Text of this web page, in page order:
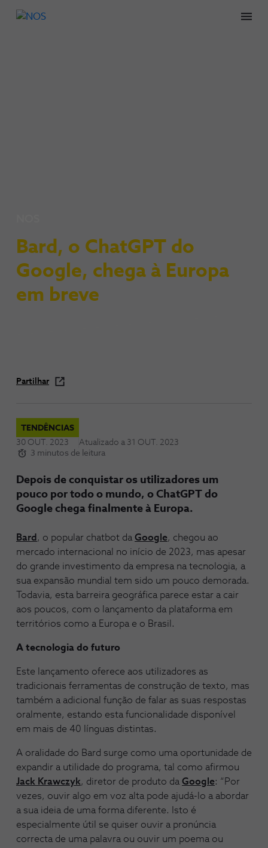
Bard, o ChatGPT do
Google, chega à Europa
em breve
Partilhar
TENDÊNCIAS
30 OUT. 2023
Atualizado a 31 OUT. 2023
3 minutos de leitura
Depois de conquistar os utilizadores um
pouco por todo o mundo, o ChatGPT do
Google chega finalmente à Europa.
Bard , o popular chatbot da Google, chegou ao
mercado internacional no início de 2023, mas apesar
do grande investimento da empresa na tecnologia, a
sua expansão mundial tem sido um pouco demorada.
Todavia, esta barreira geográfica parece estar a cair
aos poucos, com o lançamento da plataforma em
territórios como a Europa e o Brasil.
A tecnologia do futuro
Este lançamento oferece aos utilizadores as
tradicionais ferramentas de construção de texto, mas
também a adicional função de falar as suas respostas
oralmente, estando esta funcionalidade disponível
em mais de 40 línguas distintas.
A oralidade do Bard surge como uma oportunidade de
expandir a utilidade do programa, tal como afirmou
Jack Krawczyk, diretor de produto da Google: “Por
vezes, ouvir algo em voz alta pode ajudá-lo a abordar
a sua ideia de uma forma diferente. Isto é
especialmente útil se quiser ouvir a pronúncia
correcta de uma palavra ou ouvir um poema ou